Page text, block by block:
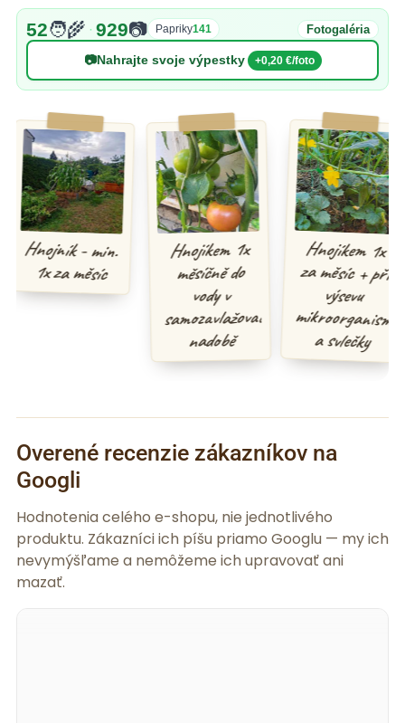
52🧑‍🌾 · 929📷 Papriky141
📷Nahrajte svoje výpestky +0,20 €/foto
Fotogaléria
Hnojník - min.
1x za měsíc
Hnojíkem 1x
měsíčně do
vody v
samozavlažovací
nadobě
Hnojíkem 1x
za měsíc + při
výsevu
mikroorganismy
a svlečky
Overené recenzie zákazníkov na
Googli
Hodnotenia celého e-shopu, nie jednotlivého
produktu. Zákazníci ich píšu priamo Googlu — my ich
nevymýšľame a nemôžeme ich upravovať ani
mazať.